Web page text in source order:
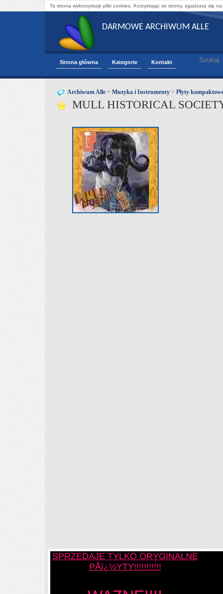
Ta strona wykorzystuje pliki cookies. Korzystając ze strony, zgadzasz się
DARMOWE ARCHIWUM ALLE
Strona główna Kategorie Kontakt Szukaj:
Archiwum Alle > Muzyka i Instrumenty > Płyty
MULL HISTORICAL
SPRZEDAJE TYLKO ORYGINALNE
PÅï¿½YTY!!!!!!!!!!!